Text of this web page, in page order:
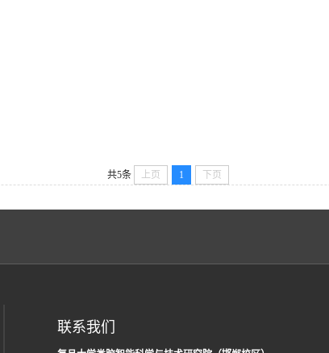
共5条 上页 1 下页
联系我们